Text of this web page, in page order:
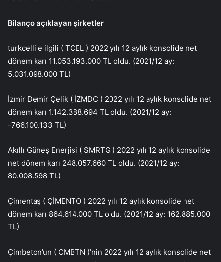
Bilanço açıklayan şirketler
turkcellile ilgili ( TCEL ) 2022 yılı 12 aylık konsolide net
dönem karı 11.053.193.000 TL oldu. (2021/12 ay:
5.031.098.000 TL)
İzmir Demir Çelik ( İZMDC ) 2022 yılı 12 aylık konsolide net
dönem karı 1.142.388.694 TL oldu. (2021/12 ay:
-766.100.133 TL)
Akıllı Güneş Enerjisi ( SMRTG ) 2022 yılı 12 aylık konsolide
net dönem karı 248.057.660 TL oldu. (2021/12 ay:
80.008.598 TL)
Çimentaş ( ÇİMENTO ) 2022 yılı 12 aylık konsolide net
dönem karı 864.614.000 TL oldu. (2021/12 ay: 162.885.000
TL)
Çimbeton’un ( CMBTN )’nin 2022 yılı 12 aylık konsolide net